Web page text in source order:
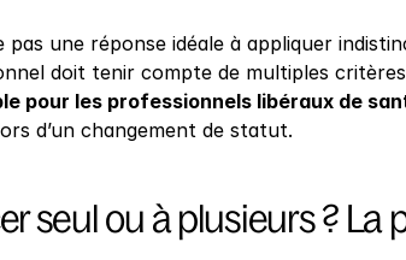
pas une réponse idéale à appliquer
doit tenir compte de multiples
pour les professionnels libéraux de
d’un changement de statut.
seul ou à plusieurs ?